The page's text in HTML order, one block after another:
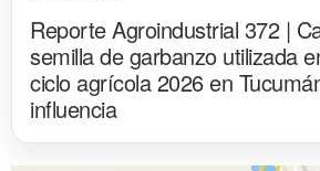
Reporte Agroindustrial 372 |
semilla de garbanzo utilizada
ciclo agrícola 2026 en
influencia